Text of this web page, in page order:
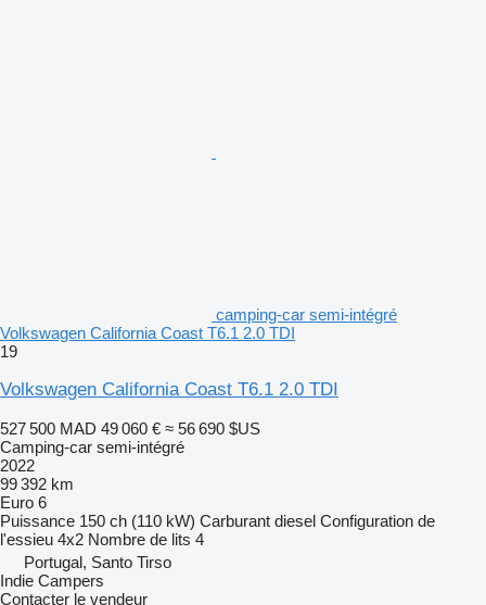
camping-car semi-intégré
Volkswagen California Coast T6.1 2.0 TDI
19
Volkswagen California Coast T6.1 2.0 TDI
527 500 MAD 49 060 € ≈ 56 690 $US
Camping-car semi-intégré
2022
99 392 km
Euro 6
Puissance 150 ch (110 kW) Carburant diesel Configuration de
l'essieu 4x2 Nombre de lits 4
Portugal, Santo Tirso
Indie Campers
Contacter le vendeur